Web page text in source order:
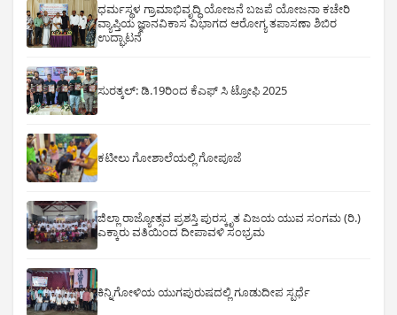
ಧರ್ಮಸ್ಥಳ ಗ್ರಾಮಾಭಿವೃದ್ಧಿ ಯೋಜನೆ ಬಜಪೆ ಯೋಜನಾ ಕಚೇರಿ
ವ್ಯಾಪ್ತಿಯ ಜ್ಞಾನವಿಕಾಸ ವಿಭಾಗದ ಆರೋಗ್ಯ ತಪಾಸಣಾ ಶಿಬಿರ
ಉದ್ಘಾಟನೆ
ಸುರತ್ಕಲ್: ಡಿ‌.19ರಿಂದ ಕೆಎಫ್ ಸಿ ಟ್ರೋಫಿ 2025
ಕಟೀಲು ಗೋಶಾಲೆಯಲ್ಲಿ ಗೋಪೂಜೆ
ಜಿಲ್ಲಾ ರಾಜ್ಯೋತ್ಸವ ಪ್ರಶಸ್ತಿ ಪುರಸ್ಕೃತ ವಿಜಯ ಯುವ ಸಂಗಮ (ರಿ.)
ಎಕ್ಕಾರು ವತಿಯಿಂದ ದೀಪಾವಳಿ ಸಂಭ್ರಮ
ಕಿನ್ನಿಗೋಳಿಯ ಯುಗಪುರುಷದಲ್ಲಿ ಗೂಡುದೀಪ ಸ್ಪರ್ಧೆ